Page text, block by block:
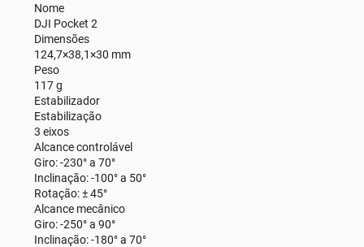
Nome
DJI Pocket 2
Dimensões
124,7×38,1×30 mm
Peso
117 g
Estabilizador
Estabilização
3 eixos
Alcance controlável
Giro: -230° a 70°
Inclinação: -100° a 50°
Rotação: ± 45°
Alcance mecânico
Giro: -250° a 90°
Inclinação: -180° a 70°